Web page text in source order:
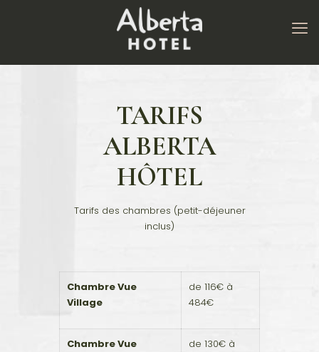
TARIFS
ALBERTA
HÔTEL
Tarifs des chambres (petit-déjeuner
inclus)
Chambre Vue
Village
de 116€ à
484€
Chambre Vue
de 130€ à